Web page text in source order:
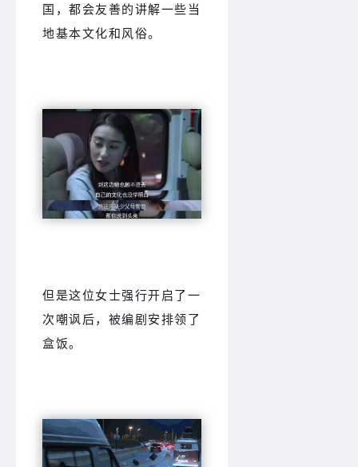
国，都会友善的讲解一些当
地基本文化和风俗。
但是这位女士强行开启了一
次嘲讽后，被编剧安排领了
盒饭。